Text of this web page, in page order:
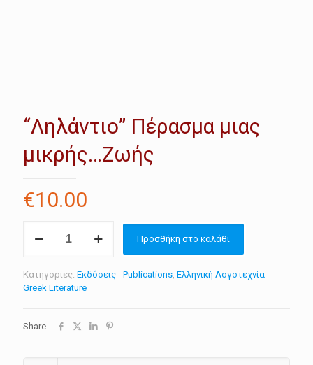
“Ληλάντιο” Πέρασμα μιας
μικρής…Ζωής
€10.00
Πέρασμα
ποσότητα
Προσθήκη στο καλάθι
Κατηγορίες: Εκδόσεις - Publications Ελληνική Λογοτεχνία -
Greek Literature
Share